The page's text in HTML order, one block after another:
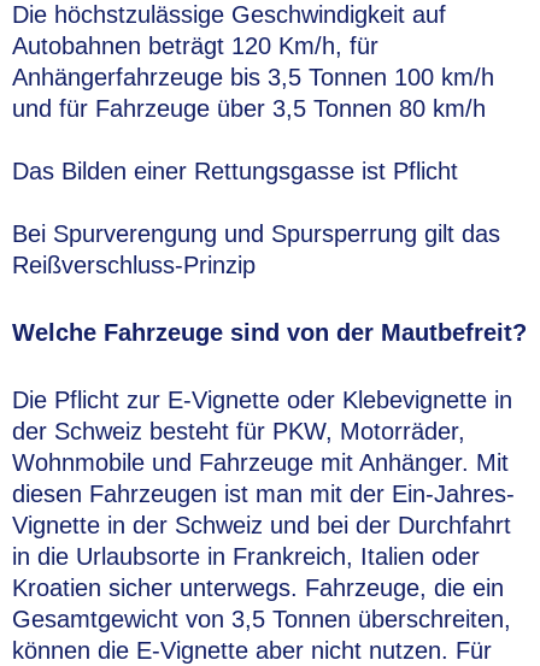
Die höchstzulässige Geschwindigkeit auf
Autobahnen beträgt 120 Km/h, für
Anhängerfahrzeuge bis 3,5 Tonnen 100 km/h
und für Fahrzeuge über 3,5 Tonnen 80 km/h
Das Bilden einer Rettungsgasse ist Pflicht
Bei Spurverengung und Spursperrung gilt das
Reißverschluss-Prinzip
Welche Fahrzeuge sind von der Mautbefreit?
Die Pflicht zur E-Vignette oder Klebevignette in
der Schweiz besteht für PKW, Motorräder,
Wohnmobile und Fahrzeuge mit Anhänger. Mit
diesen Fahrzeugen ist man mit der Ein-Jahres-
Vignette in der Schweiz und bei der Durchfahrt
in die Urlaubsorte in Frankreich, Italien oder
Kroatien sicher unterwegs. Fahrzeuge, die ein
Gesamtgewicht von 3,5 Tonnen überschreiten,
können die E-Vignette aber nicht nutzen. Für